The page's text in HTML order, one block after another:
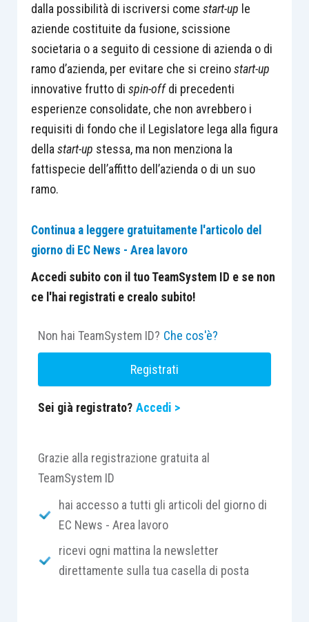
dalla possibilità di iscriversi come start-up le
aziende costituite da fusione, scissione
societaria o a seguito di cessione di azienda o di
ramo d’azienda, per evitare che si creinostart-up
innovative frutto di spin-offdi precedenti
esperienze consolidate, che non avrebbero i
requisiti di fondo che il Legislatore lega alla figura
della start-up stessa, ma non menziona la
fattispecie dell’affitto dell’azienda o di un suo
ramo.
Continua a leggere gratuitamente l'articolo del
giorno di EC News - Area lavoro
Accedi subito con il tuo TeamSystem ID e se non
ce l'hai registrati e crealo subito!
Non hai TeamSystem ID? Che cos'è?
Registrati
Sei già registrato? Accedi >
Grazie alla registrazione gratuita al
TeamSystem ID
hai accesso a tutti gli articoli del giorno di
EC News - Area lavoro
ricevi ogni mattina la newsletter
direttamente sulla tua casella di posta